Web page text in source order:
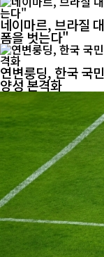
네이마르, 브라질
폼을 벗는다"
연변룽딩, 한국 국
양성 본격화